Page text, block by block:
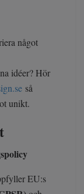
något
idéer? Hör
så
unikt.
EU:s